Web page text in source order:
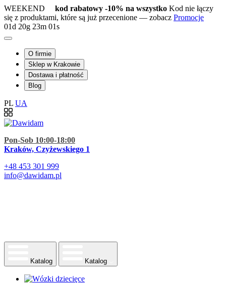
WEEKEND kod rabatowy -10% na wszystko Kod nie łączy
się z produktami, które są już przecenione — zobacz Promocje
01d 20g 23m 00s
O firmie
Sklep w Krakowie
Dostawa i płatność
Blog
PL UA
Pon-Sob 10:00-18:00
Kraków, Czyżewskiego 1
+48 453 301 999
info@dawidam.pl
Katalog Katalog